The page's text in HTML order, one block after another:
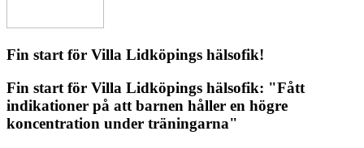
Fin start för Villa Lidköpings hälsofik!
Fin start för Villa Lidköpings hälsofik: "Fått
indikationer på att barnen håller en högre
koncentration under träningarna"